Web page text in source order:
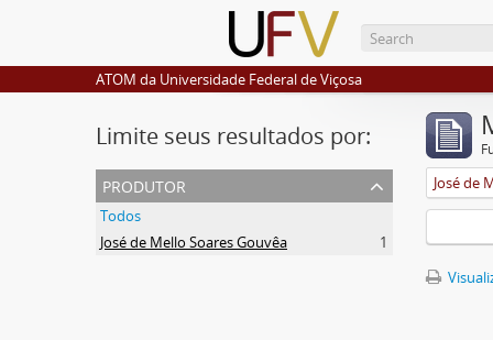
ATOM da Universidade Federal de Viçosa
Limite seus resultados por:
produtor
Todos
José de Mello Soares Gouvêa
1
José de